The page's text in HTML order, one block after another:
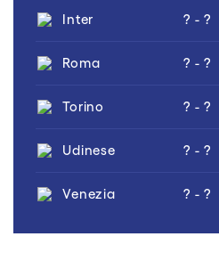
Inter ? - ?
Roma ? - ?
Torino ? - ?
Udinese ? - ?
Venezia ? - ?